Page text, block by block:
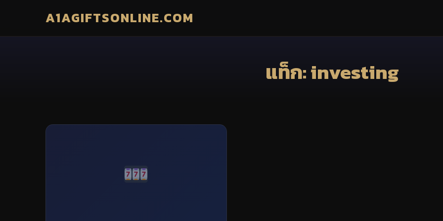
A1AGIFTSONLINE.COM
แท็ก: investing